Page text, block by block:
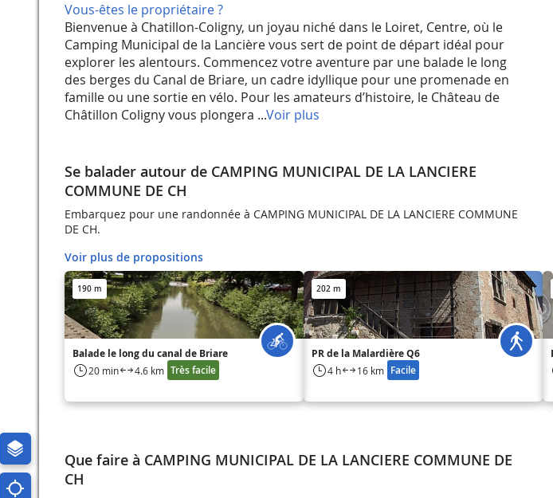
Vous-êtes le propriétaire ?
Bienvenue à Chatillon-Coligny, un joyau niché dans le Loiret, Centre, où le
Camping Municipal de la Lancière vous sert de point de départ idéal pour
explorer les alentours. Commencez votre aventure par une balade le long
des berges du Canal de Briare, un cadre idyllique pour une promenade en
famille ou une sortie en vélo. Pour les amateurs d’histoire, le Château de
Châtillon Coligny vous plongera ...Voir plus
Se balader autour de CAMPING MUNICIPAL DE LA LANCIERE
COMMUNE DE CH
Embarquez pour une randonnée à CAMPING MUNICIPAL DE LA LANCIERE COMMUNE
DE CH.
Voir plus de propositions
190 m
Balade le long du canal de Briare
20 min 4.6 km Très facile
202 m
PR de la Malardière Q6
4 h 16 km Facile
Que faire à CAMPING MUNICIPAL DE LA LANCIERE COMMUNE DE
CH